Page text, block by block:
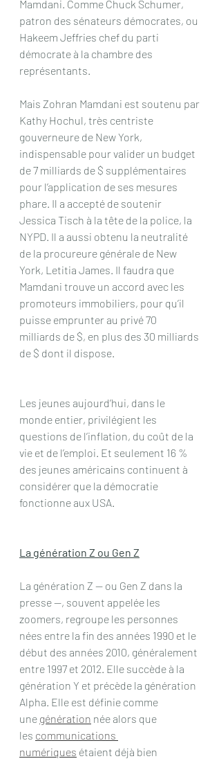
Mamdani. Comme Chuck Schumer,
patron des sénateurs démocrates, ou
Hakeem Jeffries chef du parti
démocrate à la chambre des
représentants.
Mais Zohran Mamdani est soutenu par
Kathy Hochul, très centriste
gouverneure de New York,
indispensable pour valider un budget
de 7 milliards de $ supplémentaires
pour l’application de ses mesures
phare. Il a accepté de soutenir
Jessica Tisch à la tête de la police, la
NYPD. Il a aussi obtenu la neutralité
de la procureure générale de New
York, Letitia James. Il faudra que
Mamdani trouve un accord avec les
promoteurs immobiliers, pour qu’il
puisse emprunter au privé 70
milliards de $, en plus des 30 milliards
de $ dont il dispose.
Les jeunes aujourd’hui, dans le
monde entier, privilégient les
questions de l’inflation, du coût de la
vie et de l’emploi. Et seulement 16 %
des jeunes américains continuent à
considérer que la démocratie
fonctionne aux USA.
La génération Z ou Gen Z
La génération Z — ou Gen Z dans la
presse —, souvent appelée les
zoomers, regroupe les personnes
nées entre la fin des années 1990 et le
début des années 2010, généralement
entre 1997 et 2012. Elle succède à la
génération Y et précède la génération
Alpha. Elle est définie comme
une génération née alors que
les communications
numériques étaient déjà bien